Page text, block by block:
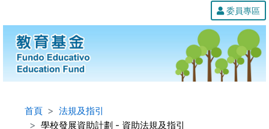
委員專區
首頁
法規及指引
學校發展資助計劃 - 資助法規及指引